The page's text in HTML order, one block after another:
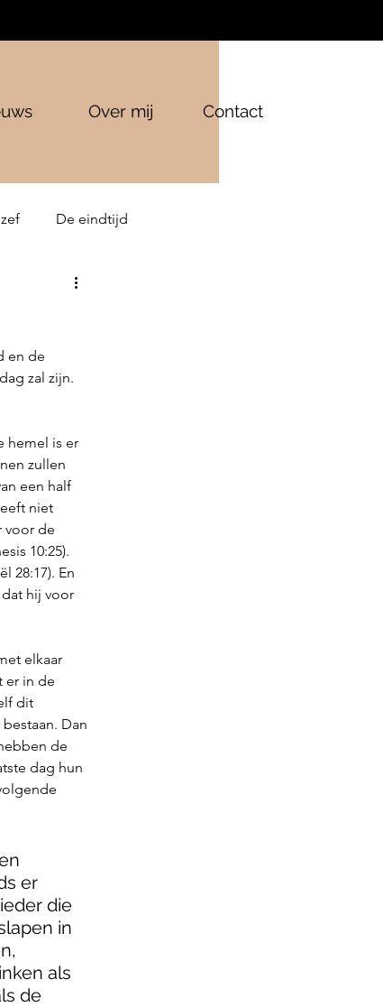
Over mij Contact
De eindtijd
en de
zal zijn.
hemel is er
zullen
een half
niet
voor de
10:25).
28:17). En
hij voor
elkaar
er in de
dit
Dan
de
dag hun
er
die
in
als
de